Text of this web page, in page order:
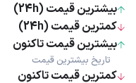
بیشترین قیمت (24h)
کمترین قیمت (24h)
بیشترین قیمت تاکنون
تاریخ بیشترین قیمت
کمترین قیمت تاکنون